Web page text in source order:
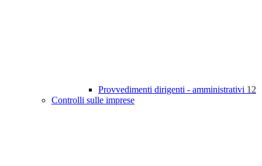
Provvedimenti dirigenti - amministrativi 12
Controlli sulle imprese